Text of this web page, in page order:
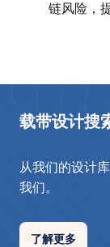
链风险，
载带设计搜
从我们的设计
我们。
了解更多